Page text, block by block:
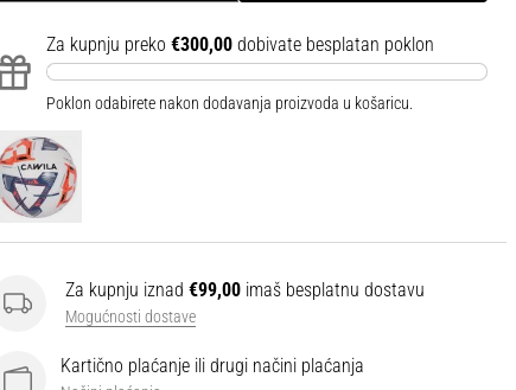
Za kupnju preko €300,00 dobivate besplatan poklon
Poklon odabirete nakon dodavanja proizvoda u košaricu.
Za kupnju iznad €99,00 imaš besplatnu dostavu
Mogućnosti dostave
Kartično plaćanje ili drugi načini plaćanja